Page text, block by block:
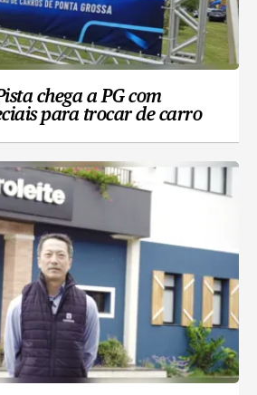
chega a PG com
para trocar de carro